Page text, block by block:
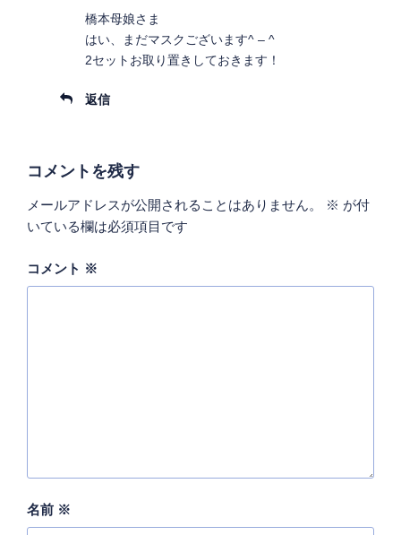
橋本母娘さま
はい、まだマスクございます^ – ^
2セットお取り置きしておきます！
返信
コメントを残す
メールアドレスが公開されることはありません。 ※ が付
いている欄は必須項目です
コメント ※
名前 ※